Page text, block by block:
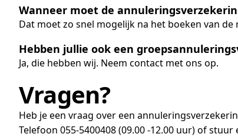
Wanneer moet de
Dat moet zo snel mogelijk na het boeken van
Hebben jullie ook een
Ja, die hebben wij. Neem contact met ons op.
Vragen?
Heb je een vraag over een
Telefoon 055-5400408 (09.00 -12.00 uur) of stuur